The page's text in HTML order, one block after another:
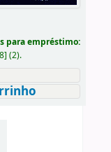
para empréstimo:
] (2).